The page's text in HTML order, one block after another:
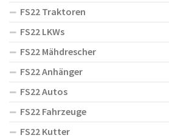
FS22 Traktoren
FS22 LKWs
FS22 Mähdrescher
FS22 Anhänger
FS22 Autos
FS22 Fahrzeuge
FS22 Kutter